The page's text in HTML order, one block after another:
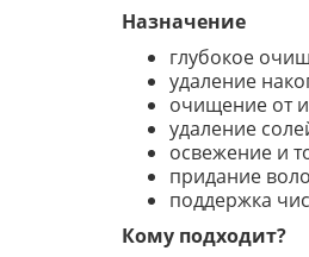
Назначение
глубокое
удаление
очищение от
удаление
освежение и
придание
поддержка
Кому подходит?